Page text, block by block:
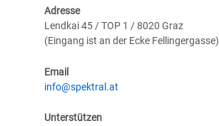
Adresse
Lendkai 45 / TOP 1 / 8020 Graz
(Eingang ist an der Ecke Fellingergasse)
Email
info@spektral.at
Unterstützen